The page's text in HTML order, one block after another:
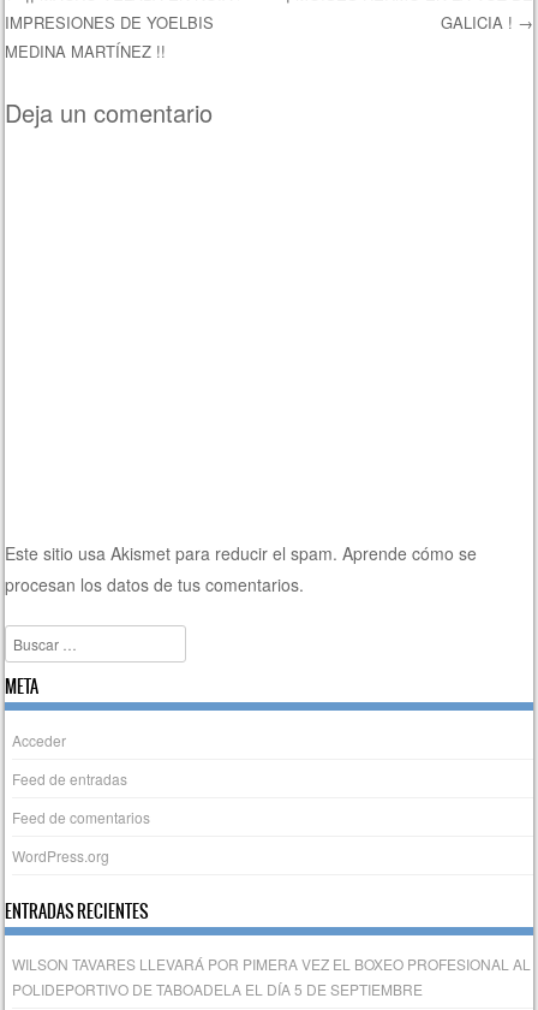
Navegación de entradas
IMPRESIONES DE YOELBIS
MEDINA MARTÍNEZ !!
GALICIA ! →
Deja un comentario
Este sitio usa Akismet para reducir el spam.Aprende cómo se
procesan los datos de tus comentarios.
Buscar
META
Acceder
Feed de entradas
Feed de comentarios
WordPress.org
ENTRADAS RECIENTES
WILSON TAVARES LLEVARÁ POR PIMERA VEZ EL BOXEO PROFESIONAL AL
POLIDEPORTIVO DE TABOADELA EL DÍA 5 DE SEPTIEMBRE